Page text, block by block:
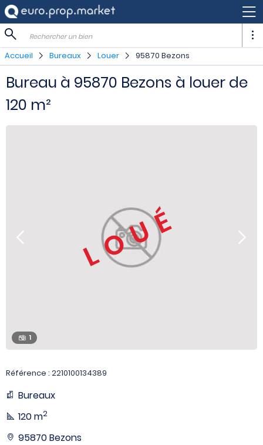
Rechercher un bien
Accueil Bureaux Louer 95870 Bezons
Bureau à 95870 Bezons à louer de
120 m²
LOUÉ
1
Référence : 2210100134389
Bureaux
120 m2
95870 Bezons